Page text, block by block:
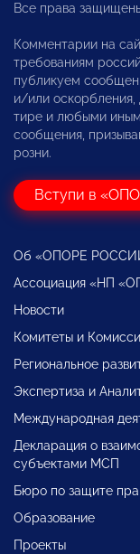
Все права
Комментарии на
требованиям
публикуем
и/или оскорбления,
тире и любыми
сообщения,
розни.
Вступи в
Об «ОПОРЕ
Ассоциация «НП
Новости
Комитеты и
Региональное
Экспертиза и
Международная
Декларация о
субъектами МСП
Бюро по защите
Образование
Проекты